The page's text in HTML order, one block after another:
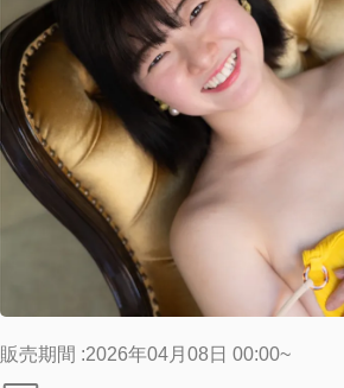
販売期間 :2026年04月08日 00:00~